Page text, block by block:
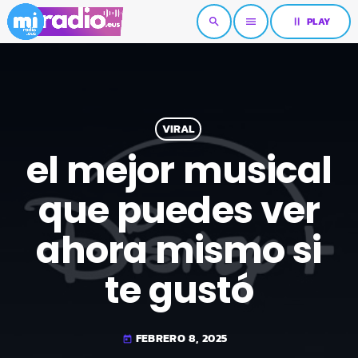
search menu pause PLAY
VIRAL
el mejor musical
que puedes ver
ahora mismo si
te gustó
today FEBRERO 8, 2025